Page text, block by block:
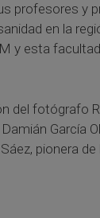
en la
y esta
fotógrafo
García
pionera